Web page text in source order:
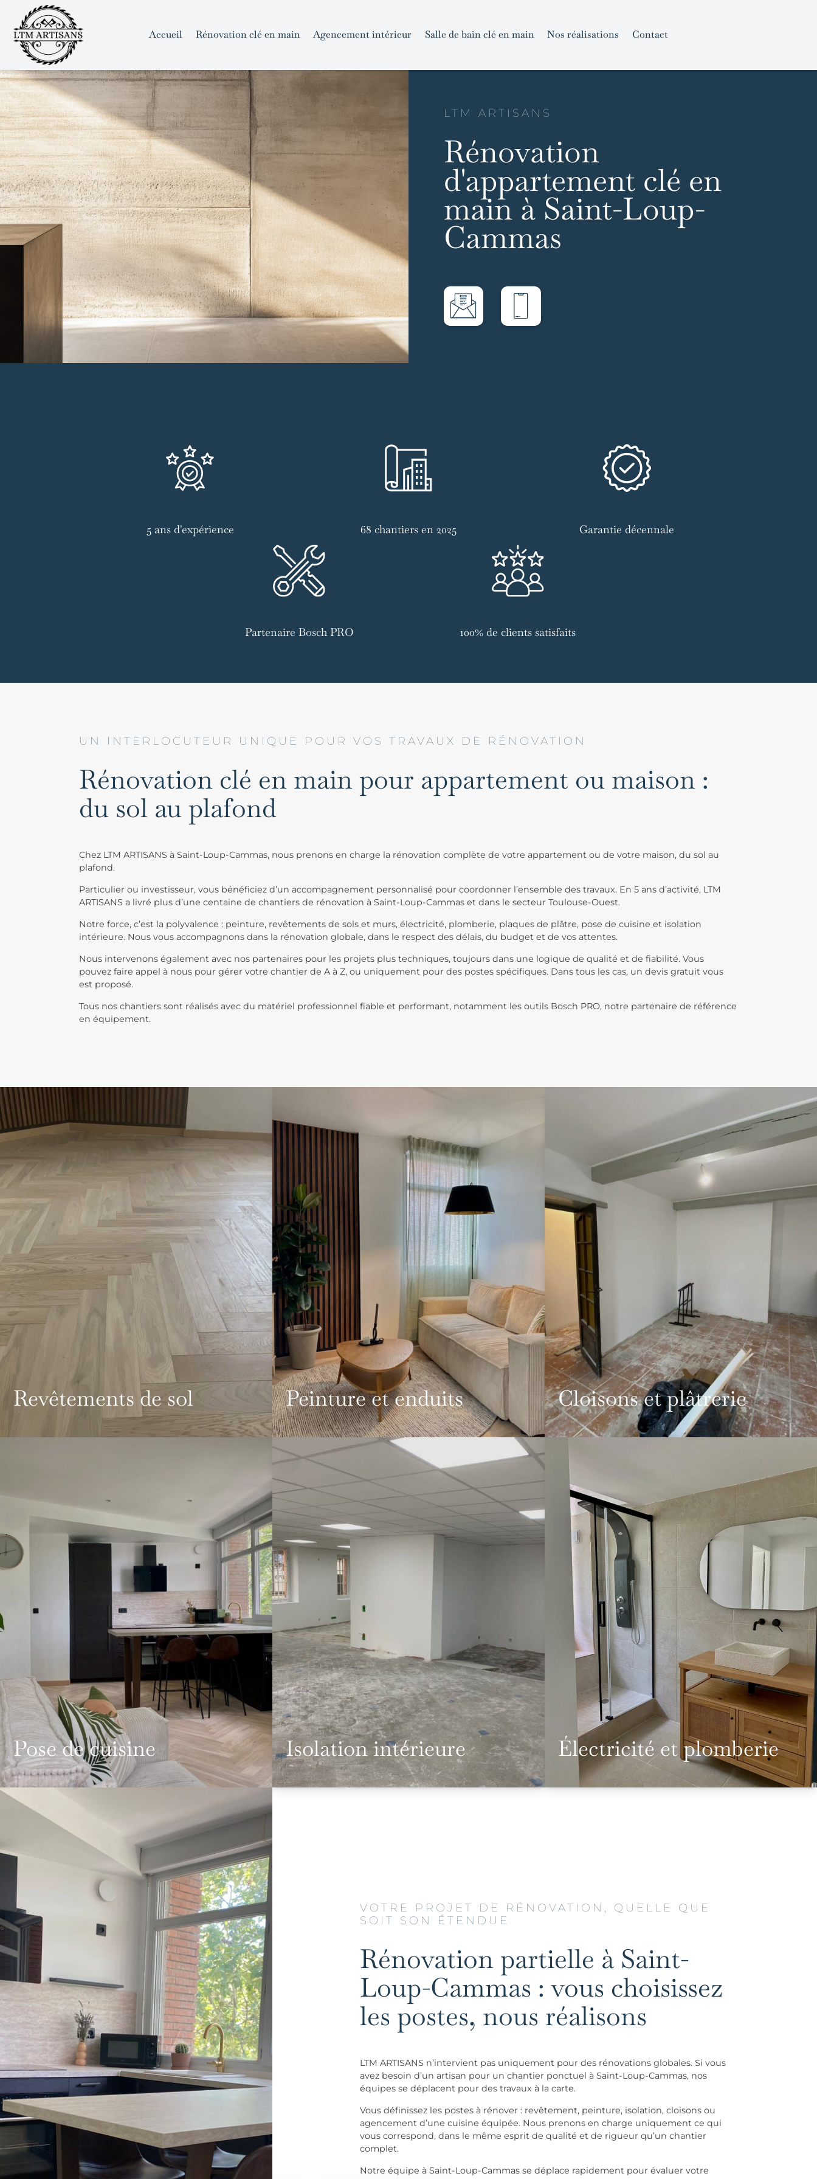
```html```
content
Accueil Rénovation clé en main Agencement intérieur Salle de bain clé en main Nos réalisations Contact
LTM ARTISANS
Rénovation
d'appartement clé en
main à Saint-Loup-
Cammas
5 ans d'expérience 68 chantiers en 2025 Garantie décennale
Partenaire Bosch PRO 100% de clients satisfaits
UN INTERLOCUTEUR UNIQUE POUR VOS TRAVAUX DE RÉNOVATION
Rénovation clé en main pour appartement ou maison :
du sol au plafond
Chez LTM ARTISANS à Saint-Loup-Cammas, nous prenons en charge la rénovation complète de votre appartement ou de votre maison, du sol au
plafond.
Particulier ou investisseur, vous bénéficiez d’un accompagnement personnalisé pour coordonner l’ensemble des travaux. En 5 ans d’activité, LTM
ARTISANS a livré plus d’une centaine de chantiers de rénovation à Saint-Loup-Cammas et dans le secteur Toulouse-Ouest.
Notre force, c’est la polyvalence : peinture, revêtements de solset murs, électricité, plomberie, plaques de plâtre, pose de cuisine et isolation
intérieure. Nous vous accompagnons dans la rénovation globale, dans le respect des délais, du budget et de vos attentes.
Nous intervenons également avec nos partenaires pour les projets plus techniques, toujours dans une logique de qualité et de fiabilité. Vous
pouvez faire appel à nous pour gérer votre chantier de A à Z, ou uniquement pour des postes spécifiques. Dans tous les cas, un devis gratuit vous
est proposé.
Tous nos chantiers sont réalisés avec du matériel professionnel fiable et performant, notamment les outils Bosch PRO, notre partenaire de référence
en équipement.
Revêtements de sol Peinture et enduits Cloisons et plâtrerie
Pose de cuisine Isolation intérieure Électricité et plomberie
VOTRE PROJET DE RÉNOVATION, QUELLE QUE
SOIT SON ÉTENDUE
Rénovation partielle à Saint-
Loup-Cammas : vous choisissez
les postes, nous réalisons
LTM ARTISANS n’intervient pas uniquement pour des rénovations globales. Si vous
avez besoin d’un artisan pour un chantier ponctuel à Saint-Loup-Cammas, nos
équipes se déplacent pour des travaux à la carte.
Vous définissez les postes à rénover : revêtement, peinture, isolation, cloisons ou
agencement d’une cuisine équipée. Nous prenons en charge uniquement ce qui
vous correspond, dans le même esprit de qualité et de rigueur qu’un chantier
complet.
Notre équipe à Saint-Loup-Cammas se déplace rapidement pour évaluer votre